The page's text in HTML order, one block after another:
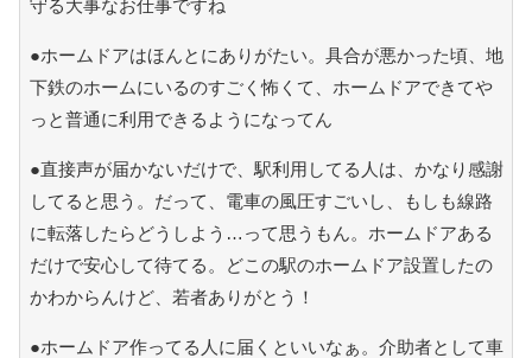
守る大事なお仕事ですね
●ホームドアはほんとにありがたい。具合が悪かった頃、地
下鉄のホームにいるのすごく怖くて、ホームドアできてや
っと普通に利用できるようになってん
●直接声が届かないだけで、駅利用してる人は、かなり感謝
してると思う。だって、電車の風圧すごいし、もしも線路
に転落したらどうしよう…って思うもん。ホームドアある
だけで安心して待てる。どこの駅のホームドア設置したの
かわからんけど、若者ありがとう！
●ホームドア作ってる人に届くといいなぁ。介助者として車